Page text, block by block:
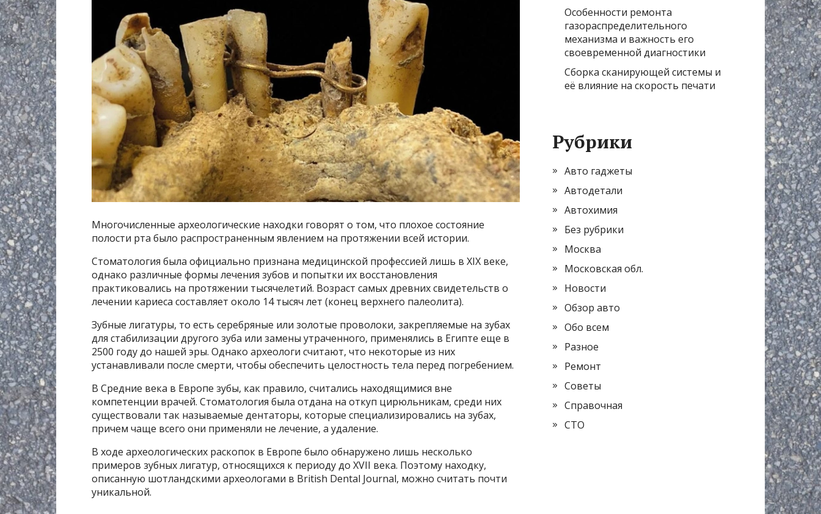
Многочисленные археологические находки говорят о том, что плохое состояние
полости рта было распространенным явлением на протяжении всей истории.
Стоматология была официально признана медицинской профессией лишь в XIX веке,
однако различные формы лечения зубов и попытки их восстановления
практиковались на протяжении тысячелетий. Возраст самых древних свидетельств о
лечении кариеса составляет около 14 тысяч лет (конец верхнего палеолита).
Зубные лигатуры, то есть серебряные или золотые проволоки, закрепляемые на зубах
для стабилизации другого зуба или замены утраченного, применялись в Египте еще в
2500 году до нашей эры. Однако археологи считают, что некоторые из них
устанавливали после смерти, чтобы обеспечить целостность тела перед погребением.
В Средние века в Европе зубы, как правило, считались находящимися вне
компетенции врачей. Стоматология была отдана на откуп цирюльникам, среди них
существовали так называемые дентаторы, которые специализировались на зубах,
причем чаще всего они применяли не лечение, а удаление.
В ходе археологических раскопок в Европе было обнаружено лишь несколько
примеров зубных лигатур, относящихся к периоду до XVII века. Поэтому находку,
описанную шотландскими археологами в British Dental Journal, можно считать почти
уникальной.
Особенности ремонта
газораспределительного
механизма и важность его
своевременной диагностики
Сборка сканирующей системы и
её влияние на скорость печати
Рубрики
Авто гаджеты
Автодетали
Автохимия
Без рубрики
Москва
Московская обл.
Новости
Обзор авто
Обо всем
Разное
Ремонт
Советы
Справочная
СТО